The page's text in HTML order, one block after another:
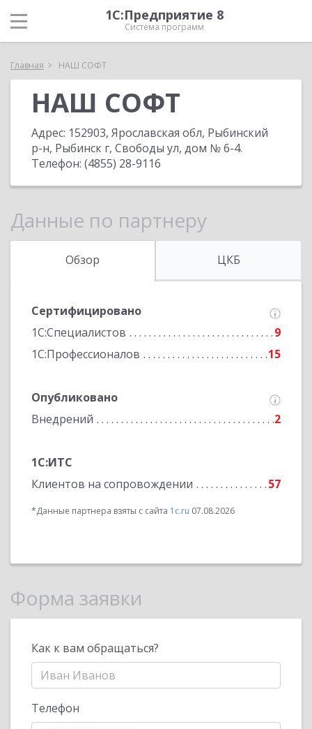
1С:Предприятие 8
Система программ
Главная НАШ СОФТ
НАШ СОФТ
Адрес: 152903, Ярославская обл, Рыбинский
р-н, Рыбинск г, Свободы ул, дом № 6-4.
Телефон: (4855) 28-9116
Данные по партнеру
Обзор ЦКБ
Сертифицировано
1С:Специалистов
9
1С:Профессионалов
15
Опубликовано
Внедрений
2
1С:ИТС
Клиентов на сопровождении
57
*Данные партнера взяты с сайта 1c.ru 07.08.2026
Форма заявки
Как к вам обращаться?
Телефон